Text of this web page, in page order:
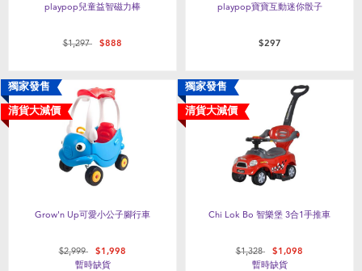
毛巾及床上用品
外遊用品
電池
嬰兒及學前玩具
playpop兒童益智磁力棒
價格從
$1,297至$888
playpop寶寶互動迷你骰子
$297
獨家發售
清貨大減價
Grow'n Up可愛小公子腳行車
價格從
$2,999至$1,998
暫時缺貨
獨家發售
清貨大減價
Chi Lok Bo 智樂堡 3合1手推車
價格從
$1,328至$1,098
暫時缺貨